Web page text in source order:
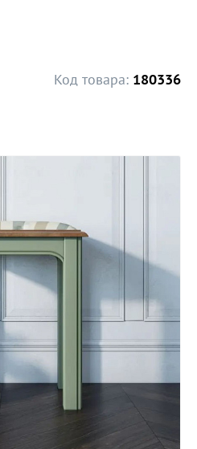
Код товара: 180336